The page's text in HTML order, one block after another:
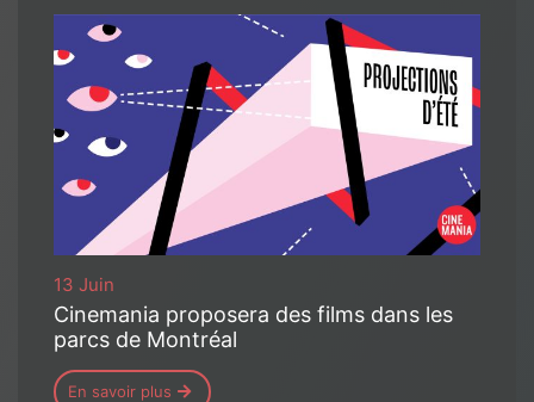
13 Juin
Cinemania proposera des films dans les
parcs de Montréal
En savoir plus